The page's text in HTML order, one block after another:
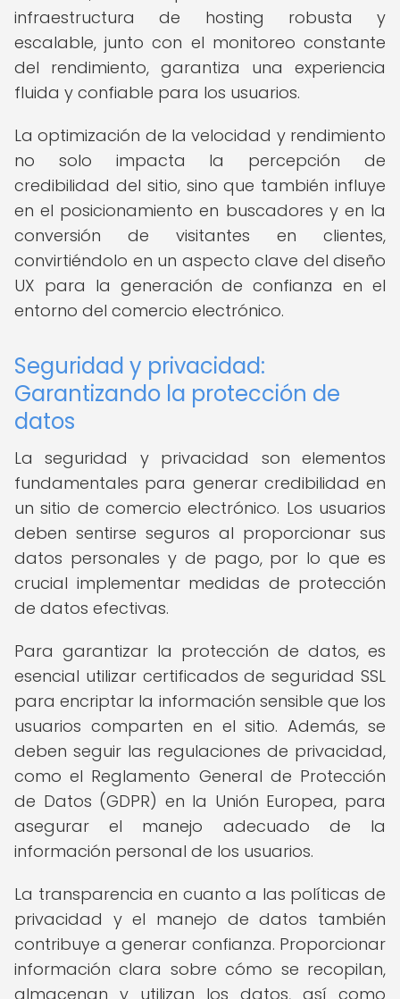
infraestructura de hosting robusta y
escalable, junto con el monitoreo constante
del rendimiento, garantiza una experiencia
fluida y confiable para los usuarios.
La optimización de la velocidad y rendimiento
no solo impacta la percepción de
credibilidad del sitio, sino que también influye
en el posicionamiento en buscadores y en la
conversión de visitantes en clientes,
convirtiéndolo en un aspecto clave del diseño
UX para la generación de confianza en el
entorno del comercio electrónico.
Seguridad y privacidad:
Garantizando la protección de
datos
La seguridad y privacidad son elementos
fundamentales para generar credibilidad en
un sitio de comercio electrónico. Los usuarios
deben sentirse seguros al proporcionar sus
datos personales y de pago, por lo que es
crucial implementar medidas de protección
de datos efectivas.
Para garantizar la protección de datos, es
esencial utilizar certificados de seguridad SSL
para encriptar la información sensible que los
usuarios comparten en el sitio. Además, se
deben seguir las regulaciones de privacidad,
como el Reglamento General de Protección
de Datos (GDPR) en la Unión Europea, para
asegurar el manejo adecuado de la
información personal de los usuarios.
La transparencia en cuanto a las políticas de
privacidad y el manejo de datos también
contribuye a generar confianza. Proporcionar
información clara sobre cómo se recopilan,
almacenan y utilizan los datos, así como